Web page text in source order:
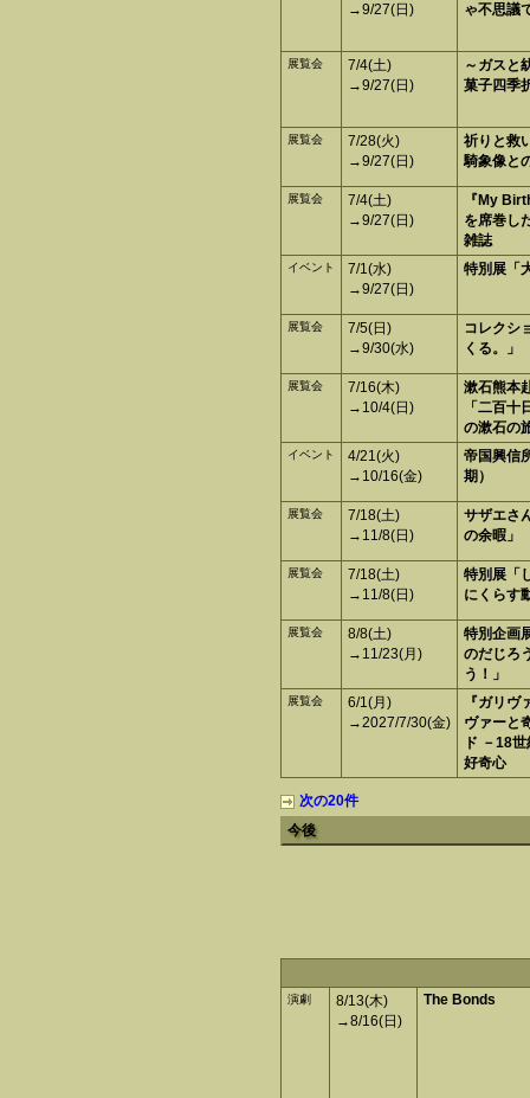
→9/27(日)
ゃ不思議
展覧会
7/4(土)
→9/27(日)
～ガスと
菓子四季
展覧会
7/28(火)
→9/27(日)
祈りと救
騎象像と
展覧会
7/4(土)
→9/27(日)
『My
を席巻し
雑誌
イベント
7/1(水)
→9/27(日)
特別展「
展覧会
7/5(日)
→9/30(水)
コレクシ
くる。」
展覧会
7/16(木)
→10/4(日)
漱石熊本
「二百
の漱石の
イベント
4/21(火)
→10/16(金)
帝国興信
期）
展覧会
7/18(土)
→11/8(日)
サザエさ
の余暇」
展覧会
7/18(土)
→11/8(日)
特別展「
にくらす
展覧会
8/8(土)
→11/23(月)
特別企画
のだじろ
う！」
展覧会
6/1(月)
→2027/7/30(金)
『ガリ
ヴァーと
ド －18
好奇心
次の20件
今後
演劇
8/13(木)
→8/16(日)
The Bonds